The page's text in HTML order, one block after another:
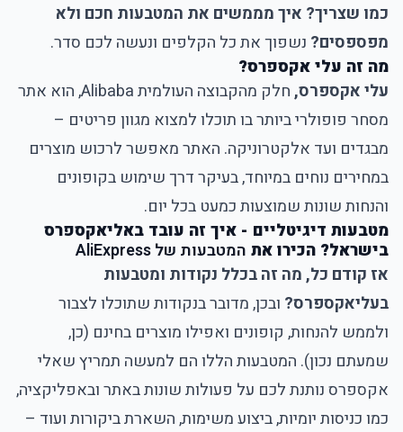
כמו שצריך? איך מממשים את המטבעות חכם ולא
מפספסים? נשפוך את כל הקלפים ונעשה לכם סדר.
מה זה עלי אקספרס?
עלי אקספרס,
חלק מהקבוצה העולמית Alibaba, הוא אתר
מסחר פופולרי ביותר בו תוכלו למצוא מגוון פריטים –
מבגדים ועד אלקטרוניקה. האתר מאפשר לרכוש מוצרים
במחירים נוחים במיוחד, בעיקר דרך שימוש בקופונים
והנחות שונות שמוצעות כמעט בכל יום.
מטבעות דיגיטליים - איך זה עובד באליאקספרס
בישראל? הכירו את המטבעות של AliExpress
אז קודם כל, מה זה בכלל נקודות ומטבעות
בעליאקספרס? ובכן, מדובר בנקודות שתוכלו לצבור
ולממש להנחות, קופונים ואפילו מוצרים בחינם (כן,
שמעתם נכון). המטבעות הללו הם למעשה תמריץ שאלי
אקספרס נותנת לכם על פעולות שונות באתר ובאפליקציה,
כמו כניסות יומיות, ביצוע משימות, השארת ביקורות ועוד –